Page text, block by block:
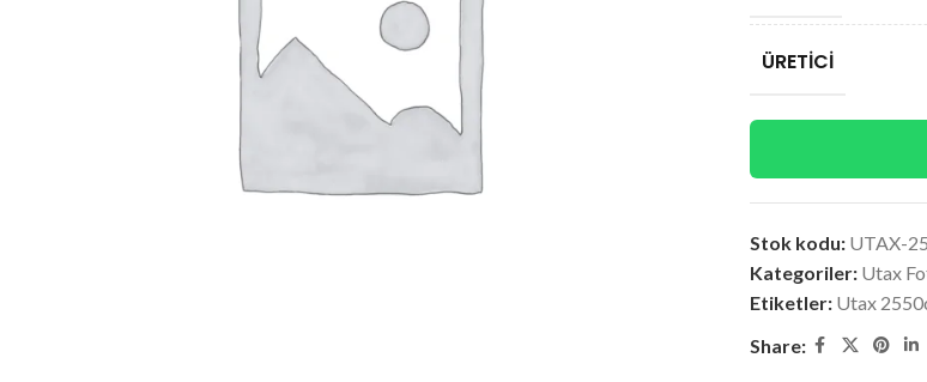
ÜRETICI
Stok kodu: UTAX-
Kategoriler: Utax
Etiketler: Utax
Share: